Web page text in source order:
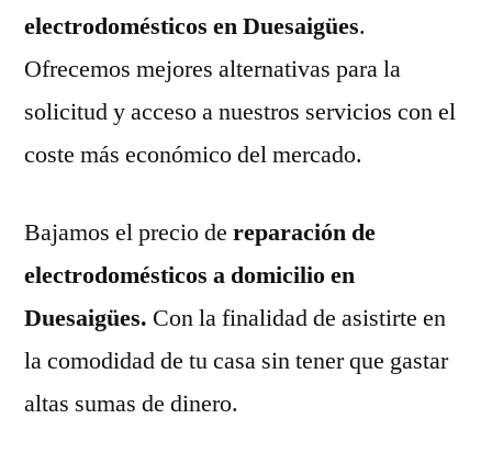
electrodomésticos en Duesaigües.
Ofrecemos mejores alternativas para la
solicitud y acceso a nuestros servicios con el
coste más económico del mercado.
Bajamos el precio de reparación de
electrodomésticos a domicilio en
Duesaigües. Con la finalidad de asistirte en
la comodidad de tu casa sin tener que gastar
altas sumas de dinero.